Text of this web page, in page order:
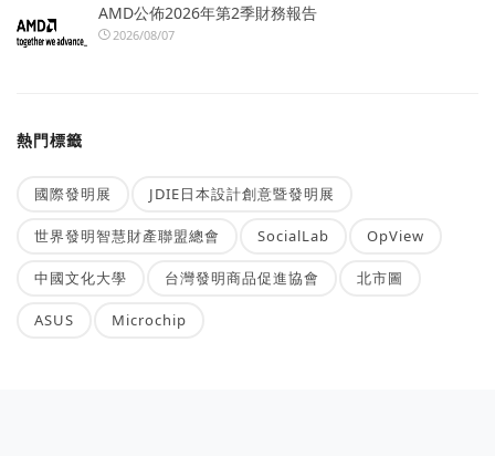
AMD公佈2026年第2季財務報告
2026/08/07
熱門標籤
國際發明展 JDIE日本設計創意暨發明展
世界發明智慧財產聯盟總會 SocialLab OpView
中國文化大學 台灣發明商品促進協會 北市圖
ASUS Microchip